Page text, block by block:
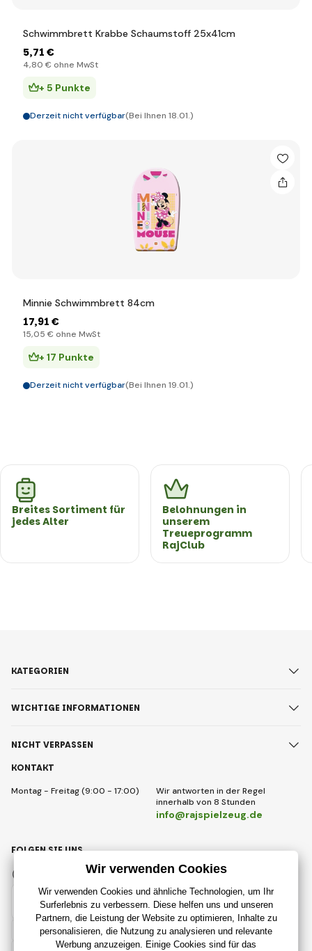
Schwimmbrett Krabbe Schaumstoff 25x41cm
5,71 €
4,80 € ohne MwSt
+ 5 Punkte
Derzeit nicht verfügbar(Bei Ihnen 18.01.)
Minnie Schwimmbrett 84cm
17,91 €
15,05 € ohne MwSt
+ 17 Punkte
Derzeit nicht verfügbar(Bei Ihnen 19.01.)
Breites Sortiment für
jedes Alter
Belohnungen in
unserem
Treueprogramm
RajClub
KONTAKT
Montag - Freitag (9:00 - 17:00)
Wir antworten in der Regel
innerhalb von 8 Stunden
info@rajspielzeug.de
KATEGORIEN
WICHTIGE INFORMATIONEN
NICHT VERPASSEN
Deutsch
FOLGEN SIE UNS
Instagram